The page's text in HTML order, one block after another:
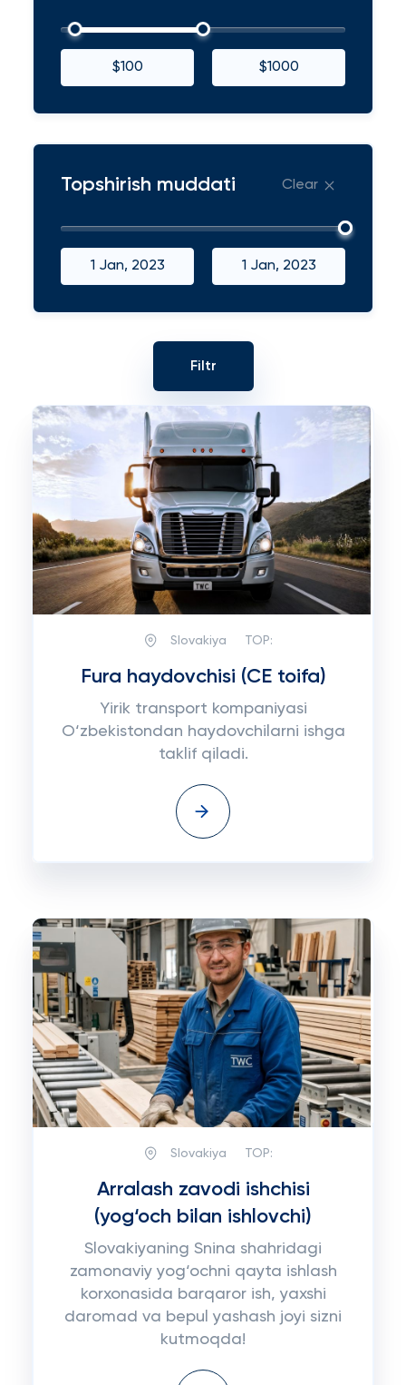
$100 $1000
Topshirish muddati Clear
1 Jan, 2023 1 Jan, 2023
Slovakiya TOP:
Fura haydovchisi (CE toifa)
Yirik transport kompaniyasi
O‘zbekistondan haydovchilarni ishga
taklif qiladi.
Slovakiya TOP:
Arralash zavodi ishchisi
(yog‘och bilan ishlovchi)
Slovakiyaning Sni­na shahridagi
zamonaviy yog‘ochni qayta ishlash
korxonasida barqaror ish, yaxshi
daromad va bepul yashash joyi sizni
kutmoqda!